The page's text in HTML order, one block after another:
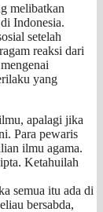
melibatkan
Indonesia.
setelah
reaksi dari
yang
apalagi jika
Para pewaris
ilmu agama.
Ketahuilah
semua itu ada di
bersabda,